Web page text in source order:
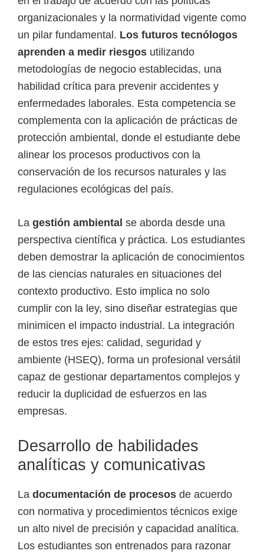
organizacionales y la normatividad vigente como
un pilar fundamental. Los futuros tecnólogos
aprenden a medir riesgos utilizando
metodologías de negocio establecidas, una
habilidad crítica para prevenir accidentes y
enfermedades laborales. Esta competencia se
complementa con la aplicación de prácticas de
protección ambiental, donde el estudiante debe
alinear los procesos productivos con la
conservación de los recursos naturales y las
regulaciones ecológicas del país.
La gestión ambiental se aborda desde una
perspectiva científica y práctica. Los estudiantes
deben demostrar la aplicación de conocimientos
de las ciencias naturales en situaciones del
contexto productivo. Esto implica no solo
cumplir con la ley, sino diseñar estrategias que
minimicen el impacto industrial. La integración
de estos tres ejes: calidad, seguridad y
ambiente (HSEQ), forma un profesional versátil
capaz de gestionar departamentos complejos y
reducir la duplicidad de esfuerzos en las
empresas.
Desarrollo de habilidades
analíticas y comunicativas
La documentación de procesos de acuerdo
con normativa y procedimientos técnicos exige
un alto nivel de precisión y capacidad analítica.
Los estudiantes son entrenados para razonar